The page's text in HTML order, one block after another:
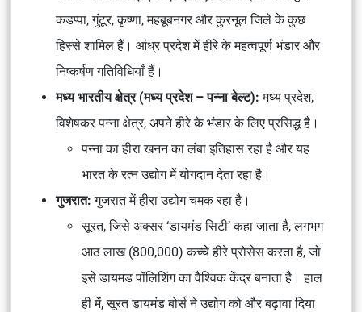
कडप्पा, गुंटूर, कृष्णा, महबूबनगर और कुरनूल जिले के कुछ
हिस्से शामिल हैं। आंध्र प्रदेश में हीरे के महत्वपूर्ण भंडार और
निष्कर्षण गतिविधियाँ हैं।
मध्य भारतीय क्षेत्र (मध्य प्रदेश – पन्ना बेल्ट): मध्य प्रदेश,
विशेषकर पन्ना क्षेत्र, अपने हीरे के भंडार के लिए प्रसिद्ध है।
पन्ना का हीरा खनन का लंबा इतिहास रहा है और यह
भारत के रत्न उद्योग में योगदान देता रहा है।
गुजरात:गुजरात में हीरा उद्योग चमक रहा है।
सूरत, जिसे अक्सर ‘डायमंड सिटी’ कहा जाता है, लगभग
आठ लाख (800,000) कच्चे हीरे प्रोसेस करता है, जो
इसे डायमंड पॉलिशिंग का वैश्विक केंद्र बनाता है। हाल
ही में, सूरत डायमंड बोर्स ने उद्योग को और बढ़ावा दिया